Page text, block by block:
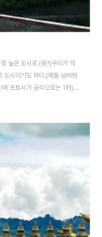
높은 도시로 (응?)우리가 익
시이기도 하다.(왜들 넘버원
포토시가 공식으로는 1위)
단으로 유입된 관광객들이 주
모습 그대로를 보기 위해 사람
무 불편한것은 없잖아 사실이
딩하는게 이젠 이력서에 한줄
히 내달린다는 이야기들이 있